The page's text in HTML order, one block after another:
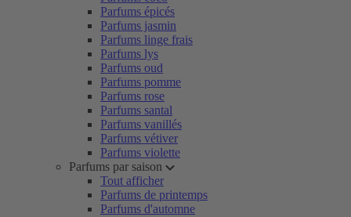
Parfums épicés
Parfums jasmin
Parfums linge frais
Parfums lys
Parfums oud
Parfums pomme
Parfums rose
Parfums santal
Parfums vanillés
Parfums vétiver
Parfums violette
Parfums par saison
Tout afficher
Parfums de printemps
Parfums d'automne